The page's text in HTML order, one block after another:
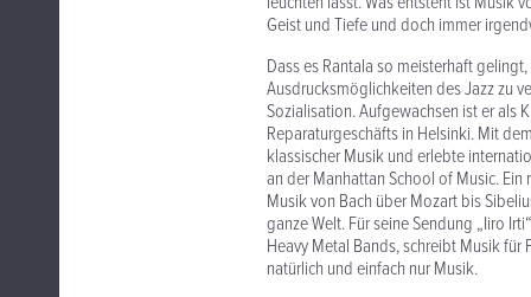
Geist und Tiefe und doch immer
Dass es Rantala so meisterhaft
Ausdrucksmöglichkeiten des Jazz zu
Sozialisation. Aufgewachsen ist er als
Reparaturgeschäfts in Helsinki. Mit
klassischer Musik und erlebte
an der Manhattan School of Music.
Musik von Bach über Mozart bis
ganze Welt. Für seine Sendung „Iiro
Heavy Metal Bands, schreibt Musik für
natürlich und einfach nur Musik.